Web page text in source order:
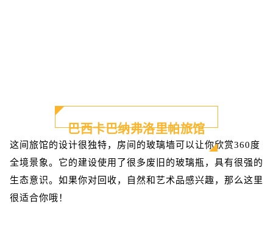
巴西卡巴纳弗洛里帕旅馆
这间旅馆的设计很独特，房间的玻璃墙可以让你欣赏360度
全境景象。它的建设使用了很多废旧的玻璃瓶，具有很强的
生态意识。如果你对回收，自然和艺术品感兴趣，那么这里
很适合你哦！